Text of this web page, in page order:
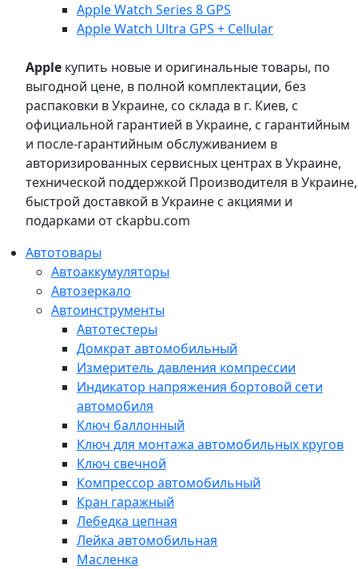
Apple Watch Series 8 GPS
Apple Watch Ultra GPS + Cellular
Apple купить новые и оригинальные товары, по
выгодной цене, в полной комплектации, без
распаковки в Украине, со склада в г. Киев, с
официальной гарантией в Украине, с гарантийным
и после-гарантийным обслуживанием в
авторизированных сервисных центрах в Украине,
технической поддержкой Производителя в Украине,
быстрой доставкой в Украине с акциями и
подарками от ckapbu.com
Автотовары
Автоаккумуляторы
Автозеркало
Автоинструменты
Автотестеры
Домкрат автомобильный
Измеритель давления компрессии
Индикатор напряжения бортовой сети
автомобиля
Ключ баллонный
Ключ для монтажа автомобильных кругов
Ключ свечной
Компрессор автомобильный
Кран гаражный
Лебедка цепная
Лейка автомобильная
Масленка